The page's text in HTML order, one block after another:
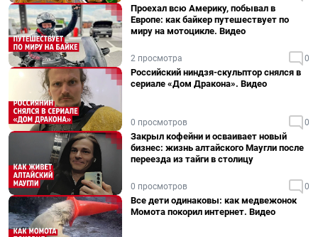
Проехал всю Америку, побывал в
Европе: как байкер путешествует по
миру на мотоцикле. Видео
2 просмотра 0
Российский ниндзя-скульптор снялся в
сериале «Дом Дракона». Видео
0 просмотров 0
Закрыл кофейни и осваивает новый
бизнес: жизнь алтайского Маугли после
переезда из тайги в столицу
0 просмотров 0
Все дети одинаковы: как медвежонок
Момота покорил интернет. Видео